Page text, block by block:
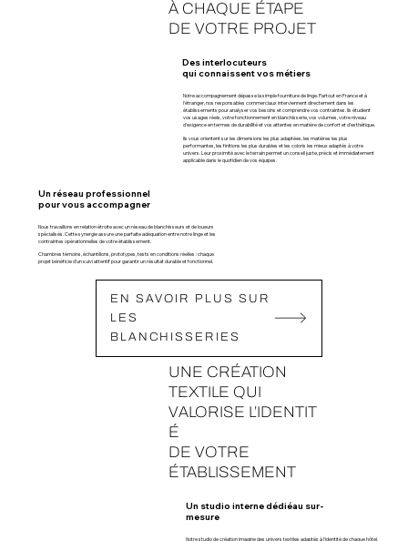
À CHAQUE ÉTAPE
DE VOTRE PROJET
Des interlocuteurs
qui connaissent vos métiers
Notre accompagnement dépasse la simple fourniture de linge. Partout en France et à
l'étranger, nos responsables commerciaux interviennent directement dans les
établissements pour analyser vos besoins et comprendre vos contraintes. Ils étudient
vos usages réels, votre fonctionnement en blanchisserie, vos volumes, votre niveau
d’exigence en termes de durabilité et vos attentes en matière de confort et d’esthétique.
Ils vous orientent sur les dimensions les plus adaptées, les matières les plus
performantes, les finitions les plus durables et les coloris les mieux adaptés à votre
univers. Leur proximité avec le terrain permet un conseil juste, précis et immédiatement
applicable dans le quotidien de vos équipes.
Un réseau professionnel
pour vous accompagner
Nous travaillons en relation étroite avec un réseau de blanchisseurs et de loueurs
spécialisés. Cette synergie assure une parfaite adéquation entre notre linge et les
contraintes opérationnelles de votre établissement.
Chambres témoins, échantillons, prototypes, tests en conditions réelles : chaque
projet bénéficie d’un suivi attentif pour garantir un résultat durable et fonctionnel.
EN SAVOIR PLUS SUR
LES
BLANCHISSERIES
UNE CRÉATION
TEXTILE QUI
VALORISE L’IDENTIT
É
DE VOTRE
ÉTABLISSEMENT
Un studio interne dédiéau sur-
mesure
Notre studio de création imagine des univers textiles adaptés à l’identité de chaque hôtel,